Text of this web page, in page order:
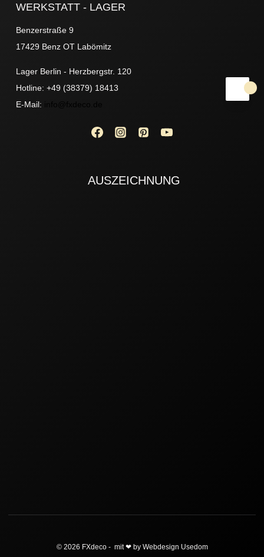
WERKSTATT - LAGER
Benzerstraße 9
17429 Benz OT Labömitz
Lager Berlin - Herzbergstr. 120
Hotline: +49 (38379) 18413
E-Mail:
AUSZEICHNUNG
© 2026 FXdeco - mit ❤ by Webdesign Usedom